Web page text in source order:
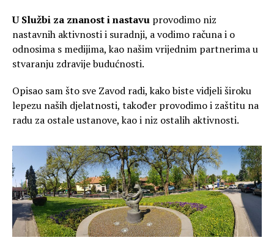
U Službi za znanost i nastavu provodimo niz
nastavnih aktivnosti i suradnji, a vodimo računa i o
odnosima s medijima, kao našim vrijednim partnerima u
stvaranju zdravije budućnosti.
Opisao sam što sve Zavod radi, kako biste vidjeli široku
lepezu naših djelatnosti, također provodimo i zaštitu na
radu za ostale ustanove, kao i niz ostalih aktivnosti.